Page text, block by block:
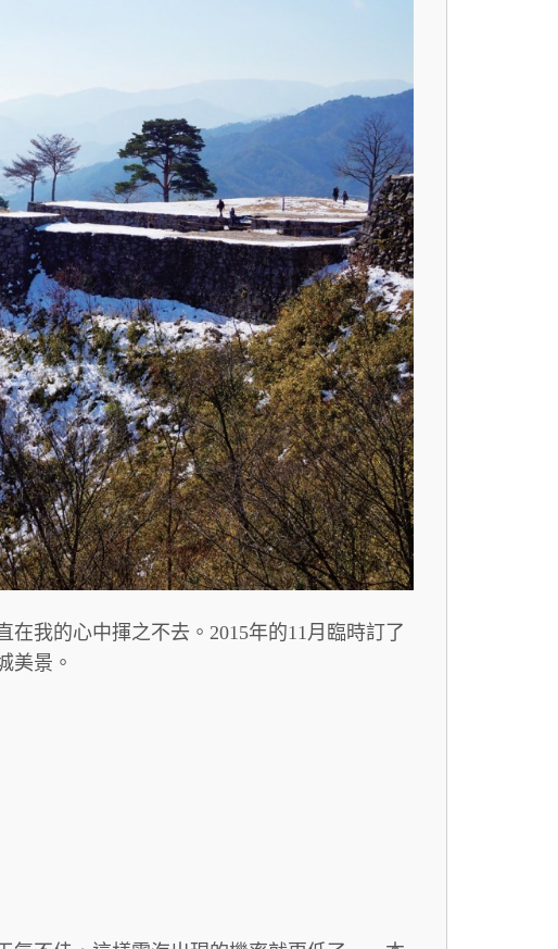
我的心中揮之不去。2015年的11月臨時訂了
美景。